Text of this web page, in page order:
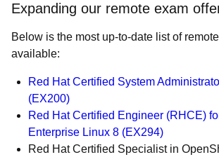
Expanding our remote exam
Below is the most up-to-date list of
available:
Red Hat Certified System
(EX200)
Red Hat Certified Engineer (RHCE)
Enterprise Linux 8 (EX294)
Red Hat Certified Specialist in